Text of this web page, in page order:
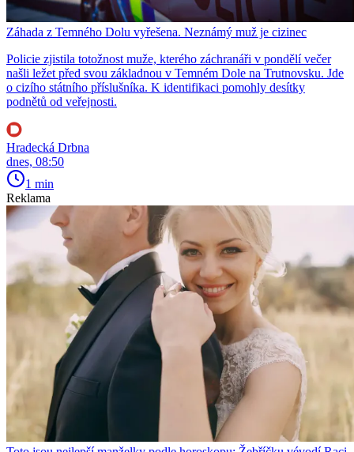
Záhada z Temného Dolu vyřešena. Neznámý muž je cizinec
Policie zjistila totožnost muže, kterého záchranáři v pondělí večer
našli ležet před svou základnou v Temném Dole na Trutnovsku. Jde
o cizího státního příslušníka. K identifikaci pomohly desítky
podnětů od veřejnosti.
Hradecká Drbna
dnes, 08:50
1 min
Reklama